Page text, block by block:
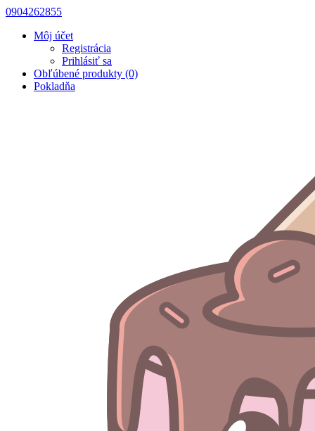
0904262855
Môj účet
Registrácia
Prihlásiť sa
Obľúbené produkty (0)
Pokladňa